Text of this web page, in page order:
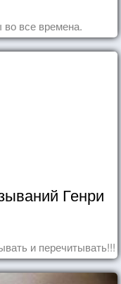
во все времена.
Генри
и перечитывать!!!